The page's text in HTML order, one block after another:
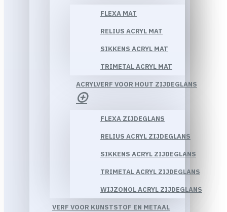
FLEXA MAT
RELIUS ACRYL MAT
SIKKENS ACRYL MAT
TRIMETAL ACRYL MAT
ACRYLVERF VOOR HOUT ZIJDEGLANS
FLEXA ZIJDEGLANS
RELIUS ACRYL ZIJDEGLANS
SIKKENS ACRYL ZIJDEGLANS
TRIMETAL ACRYL ZIJDEGLANS
WIJZONOL ACRYL ZIJDEGLANS
VERF VOOR KUNSTSTOF EN METAAL